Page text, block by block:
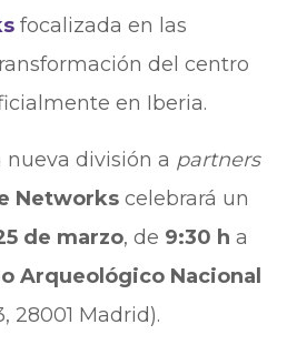
focalizada en las
del centro
en Iberia.
nueva división a partners
Networkscelebrará un
de marzo, de 9:30 h a
Arqueológico Nacional
28001 Madrid).